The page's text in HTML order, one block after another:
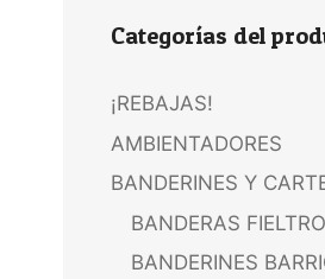
Categorías del
¡REBAJAS!
AMBIENTADORES
BANDERINES Y
BANDERAS FIELTRO
BANDERINES